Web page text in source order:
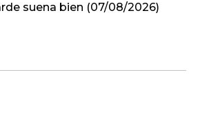
suena bien (07/08/2026)